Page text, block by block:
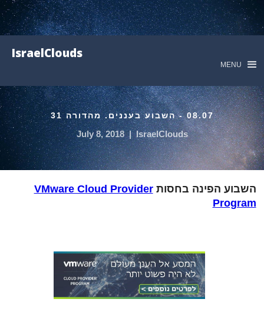
IsraelClouds
MENU
08.07 - השבוע בעננים. מהדורה 31
IsraelClouds
|
July 8, 2018
השבוע הפינה בחסותVMware Cloud Provider
Program